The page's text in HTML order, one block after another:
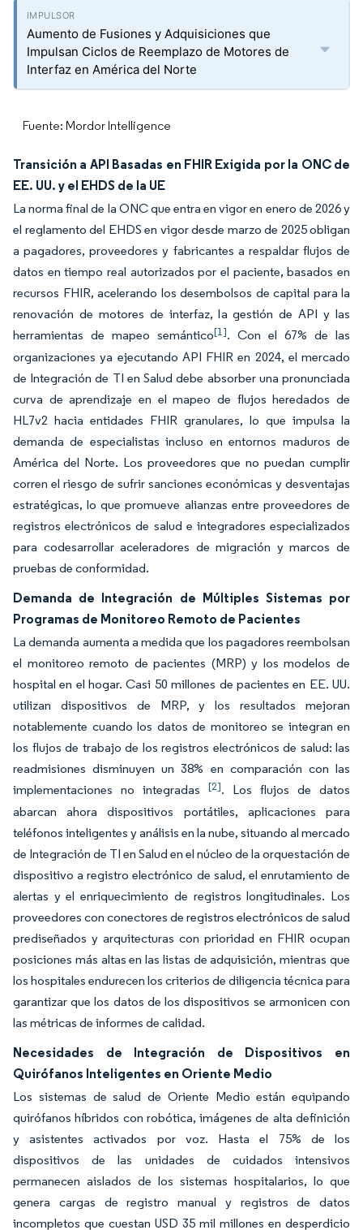
Aumento de Fusiones y Adquisiciones que
Impulsan Ciclos de Reemplazo de Motores de
Interfaz en América del Norte
Fuente: Mordor Intelligence
Transición a API Basadas en FHIR Exigida por la ONC de
EE. UU. y el EHDS de la UE
La norma final de la ONC que entra en vigor en enero de 2026 y
el reglamento del EHDS en vigor desde marzo de 2025 obligan
a pagadores, proveedores y fabricantes a respaldar flujos de
datos en tiempo real autorizados por el paciente, basados en
recursos FHIR, acelerando los desembolsos de capital para la
renovación de motores de interfaz, la gestión de API y las
herramientas de mapeo semántico[1]. Con el 67% de las
organizaciones ya ejecutando API FHIR en 2024, el mercado
de Integración de TI en Salud debe absorber una pronunciada
curva de aprendizaje en el mapeo de flujos heredados de
HL7v2 hacia entidades FHIR granulares, lo que impulsa la
demanda de especialistas incluso en entornos maduros de
América del Norte. Los proveedores que no puedan cumplir
corren el riesgo de sufrir sanciones económicas y desventajas
estratégicas, lo que promueve alianzas entre proveedores de
registros electrónicos de salud e integradores especializados
para codesarrollar aceleradores de migración y marcos de
pruebas de conformidad.
Demanda de Integración de Múltiples Sistemas por
Programas de Monitoreo Remoto de Pacientes
La demanda aumenta a medida que los pagadores reembolsan
el monitoreo remoto de pacientes (MRP) y los modelos de
hospital en el hogar. Casi 50 millones de pacientes en EE. UU.
utilizan dispositivos de MRP, y los resultados mejoran
notablemente cuando los datos de monitoreo se integran en
los flujos de trabajo de los registros electrónicos de salud: las
readmisiones disminuyen un 38% en comparación con las
implementaciones no integradas [2]. Los flujos de datos
abarcan ahora dispositivos portátiles, aplicaciones para
teléfonos inteligentes y análisis en la nube, situando al mercado
de Integración de TI en Salud en el núcleo de la orquestación de
dispositivo a registro electrónico de salud, el enrutamiento de
alertas y el enriquecimiento de registros longitudinales. Los
proveedores con conectores de registros electrónicos de salud
prediseñados y arquitecturas con prioridad en FHIR ocupan
posiciones más altas en las listas de adquisición, mientras que
los hospitales endurecen los criterios de diligencia técnica para
garantizar que los datos de los dispositivos se armonicen con
las métricas de informes de calidad.
Necesidades de Integración de Dispositivos en
Quirófanos Inteligentes en Oriente Medio
Los sistemas de salud de Oriente Medio están equipando
quirófanos híbridos con robótica, imágenes de alta definición
y asistentes activados por voz. Hasta el 75% de los
dispositivos de las unidades de cuidados intensivos
permanecen aislados de los sistemas hospitalarios, lo que
genera cargas de registro manual y registros de datos
incompletos que cuestan USD 35 mil millones en desperdicio